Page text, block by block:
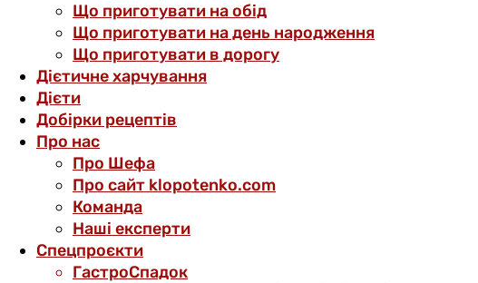
Що приготувати на обід
Що приготувати на день народження
Що приготувати в дорогу
Дієтичне харчування
Дієти
Добірки рецептів
Про нас
Про Шефа
Про сайт klopotenko.com
Команда
Наші експерти
Спецпроєкти
ГастроСпадок